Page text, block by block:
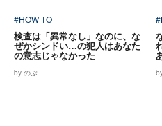
#HOW TO
検査は「異常なし」なのに、な
ぜかシンドい…の犯人はあなた
の意志じゃなかった
by のぶ